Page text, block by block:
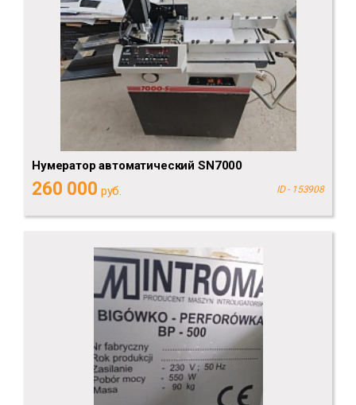
Нумератор автоматический SN7000
260 000 руб. ID - 153908